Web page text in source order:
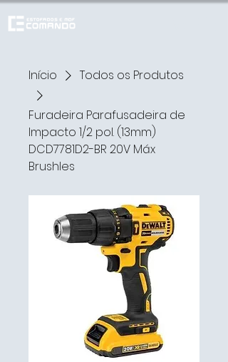
Início Todos os Produtos
Furadeira Parafusadeira de
Impacto 1/2 pol. (13mm)
DCD7781D2-BR 20V Máx
Brushles